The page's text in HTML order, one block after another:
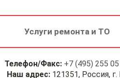
Услуги ремонта и ТО
Телефон/Факс: +7 (495) 255 05
Наш адрес:121351, Россия,